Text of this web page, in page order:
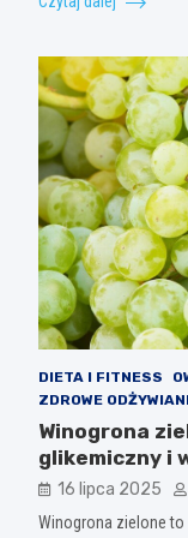
DIETA I FITNESS
ZDROWE
Winogrona
glikemiczny i
16 lipca 2025
Winogrona zielone